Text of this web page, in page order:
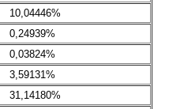
10,04446%
0,24939%
0,03824%
3,59131%
31,14180%